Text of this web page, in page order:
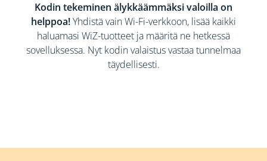
Kodin tekeminen älykkäämmäksi valoilla on
helppoa!Yhdistä vain Wi-Fi-verkkoon, lisää kaikki
haluamasi WiZ-tuotteet ja määritä ne hetkessä
sovelluksessa. Nyt kodin valaistus vastaa tunnelmaa
täydellisesti.